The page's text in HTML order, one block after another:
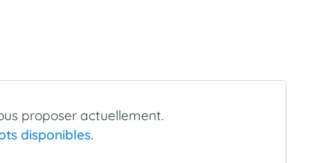
proposer actuellement.
disponibles.